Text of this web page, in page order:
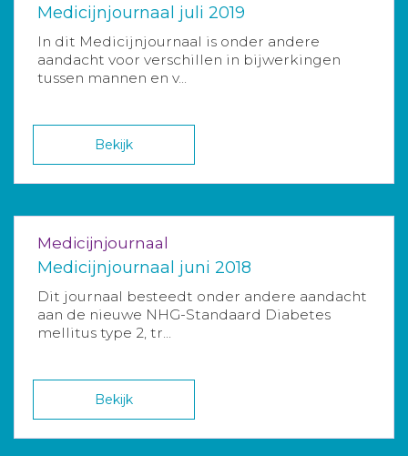
Medicijnjournaal juli 2019
In dit Medicijnjournaal is onder andere
aandacht voor verschillen in bijwerkingen
tussen mannen en v...
Bekijk
Medicijnjournaal
Medicijnjournaal juni 2018
Dit journaal besteedt onder andere aandacht
aan de nieuwe NHG-Standaard Diabetes
mellitus type 2, tr...
Bekijk